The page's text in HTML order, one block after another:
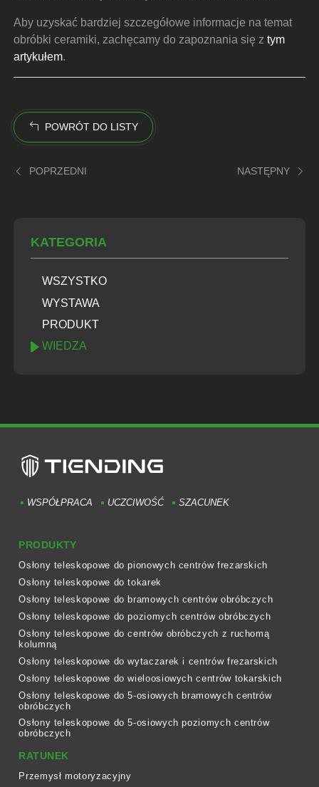
Aby uzyskać bardziej szczegółowe informacje na temat
obróbki ceramiki, zachęcamy do zapoznania się ztym
artykułem.
POWRÓT DO LISTY
POPRZEDNI NASTĘPNY
KATEGORIA
WSZYSTKO
WYSTAWA
PRODUKT
WIEDZA
WSPÓŁPRACA UCZCIWOŚĆ SZACUNEK
PRODUKTY
Osłony teleskopowe do pionowych centrów frezarskich
Osłony teleskopowe do tokarek
Osłony teleskopowe do bramowych centrów obróbczych
Osłony teleskopowe do poziomych centrów obróbczych
Osłony teleskopowe do centrów obróbczych z ruchomą
kolumną
Osłony teleskopowe do wytaczarek i centrów frezarskich
Osłony teleskopowe do wieloosiowych centrów tokarskich
Osłony teleskopowe do 5-osiowych bramowych centrów
obróbczych
Osłony teleskopowe do 5-osiowych poziomych centrów
obróbczych
RATUNEK
Przemysł motoryzacyjny